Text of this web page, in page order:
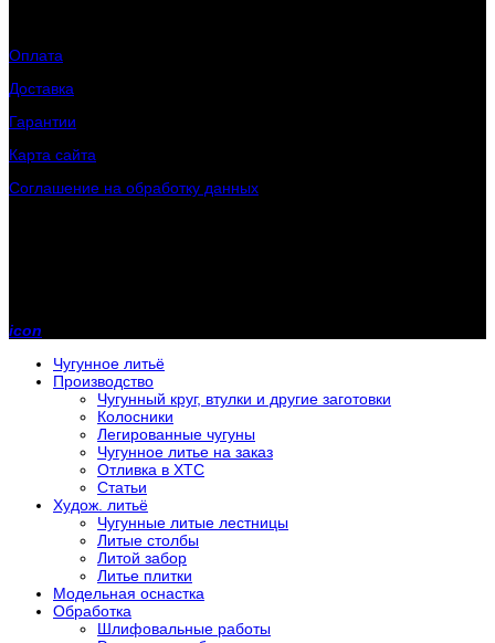
Оплата
Доставка
Гарантии
Карта сайта
Соглашение на обработку данных
icon
Чугунное литьё
Производство
Чугунный круг, втулки и другие заготовки
Колосники
Легированные чугуны
Чугунное литье на заказ
Отливка в ХТС
Статьи
Худож. литьё
Чугунные литые лестницы
Литые столбы
Литой забор
Литье плитки
Модельная оснастка
Обработка
Шлифовальные работы